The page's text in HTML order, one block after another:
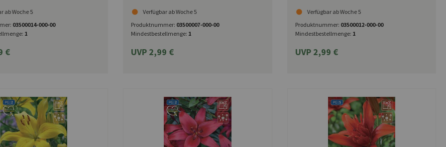
ab Woche 5
03500014-000-00
1
€
Verfügbar ab Woche 5
Produktnummer: 03500007-000-00
Mindestbestellmenge: 1
UVP 2,99 €
Verfügbar ab Woche 5
Produktnummer: 03500012-000-00
Mindestbestellmenge: 1
UVP 2,99 €